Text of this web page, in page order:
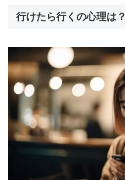
行けたら行くの心理は？